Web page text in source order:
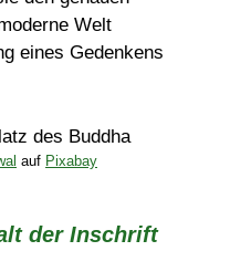
Welt
eines Gedenkens
auf Pixabay
der Inschrift